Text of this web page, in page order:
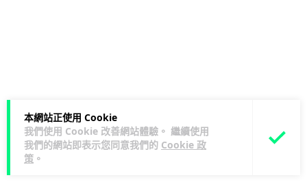
本網站正使用 Cookie
我們使用 Cookie 改善網站體驗。 繼續使用
我們的網站即表示您同意我們的 Cookie 政
策 。